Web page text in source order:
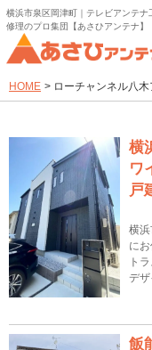
横浜市泉区岡津町｜テレビアンテナ
修理のプロ集団【あさひアンテナ】
HOME > ローチャンネル八
横
ワ
戸
横
に
ト
デ
飯